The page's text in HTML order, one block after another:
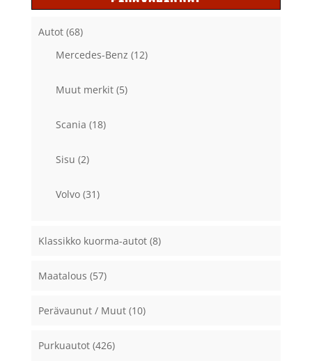
Autot (68)
Mercedes-Benz (12)
Muut merkit (5)
Scania (18)
Sisu (2)
Volvo (31)
Klassikko kuorma-autot (8)
Maatalous (57)
Perävaunut / Muut (10)
Purkuautot (426)